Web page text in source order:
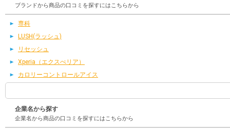
ブランドから商品の口コミを探すにはこちらから
専科
LUSH(ラッシュ)
リセッシュ
Xperia（エクスぺリア）
カロリーコントロールアイス
企業名から探す
企業名から商品の口コミを探すにはこちらから